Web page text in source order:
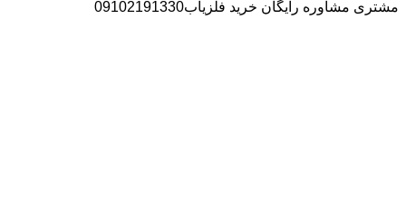
مشتری مشاوره رایگان خرید فلزیاب09102191330